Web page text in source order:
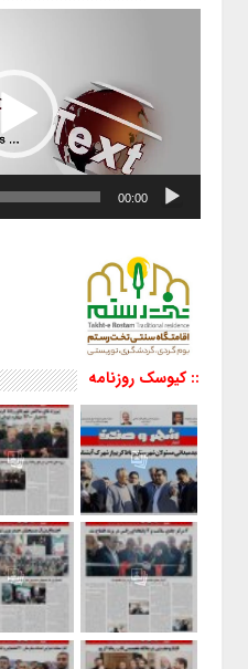
نمایشگر
00:00
:: کیوسک روزنامه